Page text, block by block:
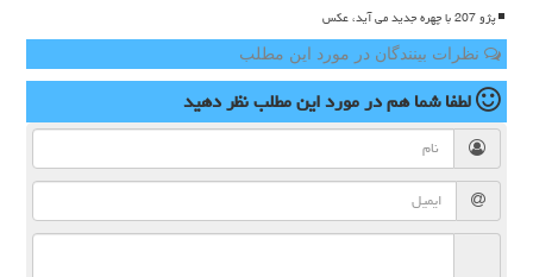
پژو 207 با چهره جدید می آید، عکس
نظرات بینندگان در مورد این مطلب
لطفا شما همدر مورد این مطلبنظر دهید